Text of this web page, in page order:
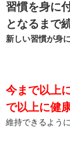
習慣を身に
となるまで
新しい習慣が身
今まで以上
で以上に健
維持できるよう